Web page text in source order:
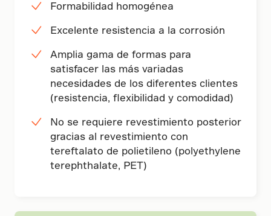
Formabilidad homogénea
Excelente resistencia a la corrosión
Amplia gama de formas para
satisfacer las más variadas
necesidades de los diferentes clientes
(resistencia, flexibilidad y comodidad)
No se requiere revestimiento posterior
gracias al revestimiento con
tereftalato de polietileno (polyethylene
terephthalate, PET)